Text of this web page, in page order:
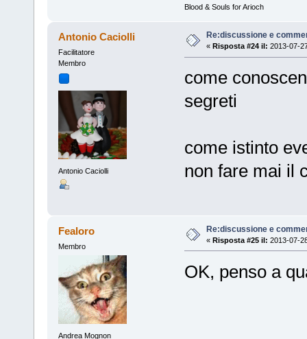
Blood & Souls for Arioch
Antonio Caciolli
Facilitatore
Membro
Antonio Caciolli
Re:discussione e
« Risposta #24 il: 2013-07-
come
segreti
come istinto
non fare mai il
Fealoro
Membro
Andrea Mognon
Re:discussione e
« Risposta #25 il: 2013-07-
OK, penso a